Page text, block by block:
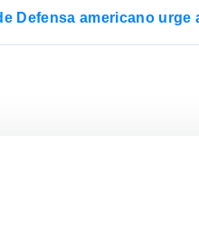
Defensa americano urge